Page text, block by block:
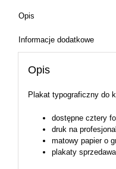
Opis
Informacje dodatkowe
Opis
Plakat typograficzny do
dostępne cztery
druk na
matowy papier o
plakaty